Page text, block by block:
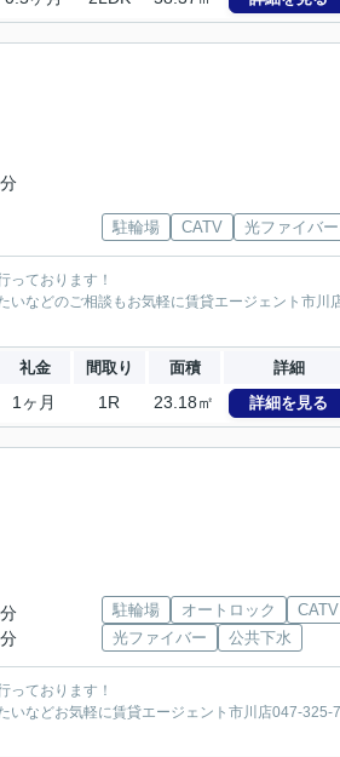
駐輪場 CATV 光ファイバー
っております！
などのご相談もお気軽に賃貸エージェント市川
礼金 間取り 面積 詳細
1ヶ月 1R 23.18㎡ 詳細を見る
駐輪場 オートロック
CATV
光ファイバー
公共下水
っております！
などお気軽に賃貸エージェント市川店047-325-